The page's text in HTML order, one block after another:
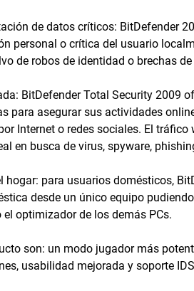
de datos críticos: BitDefender
personal o crítica del usuario
de robos de identidad o brechas
BitDefender Total Security 2009
para asegurar sus actividades
Internet o redes sociales. El tráfico
en busca de virus, spyware,
para usuarios domésticos,
desde un único equipo
optimizador de los demás PCs.
son: un modo jugador más
usabilidad mejorada y soporte